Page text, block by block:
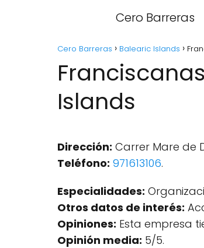
Cero Barreras
Cero Barreras Balearic Islands
Islands
Dirección: Carrer Mare de
Teléfono: 971613106.
Especialidades:
Otros datos de interés:
Opiniones: Esta empresa
Opinión media: 5/5.